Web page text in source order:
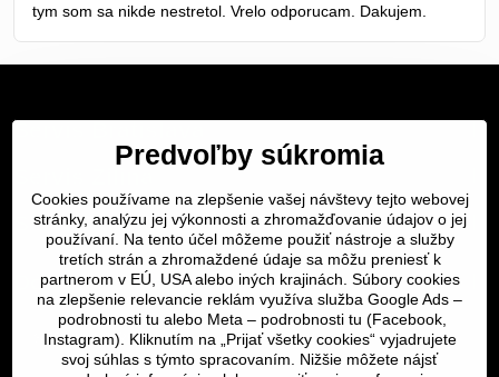
tym som sa nikde nestretol. Vrelo odporucam. Dakujem.
Servis Bratislava
Servis Košice
Dôležité odkazy
SERVIS KURIÉROM
Predvoľby súkromia
Cookies používame na zlepšenie vašej návštevy tejto webovej
stránky, analýzu jej výkonnosti a zhromažďovanie údajov o jej
používaní. Na tento účel môžeme použiť nástroje a služby
tretích strán a zhromaždené údaje sa môžu preniesť k
partnerom v EÚ, USA alebo iných krajinách. Súbory cookies
na zlepšenie relevancie reklám využíva služba Google Ads –
podrobnosti tu alebo Meta – podrobnosti tu (Facebook,
Instagram). Kliknutím na „Prijať všetky cookies“ vyjadrujete
svoj súhlas s týmto spracovaním. Nižšie môžete nájsť